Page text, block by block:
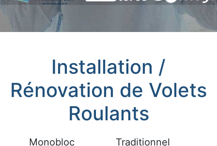
Installation /
Rénovation de Volets
Roulants
Monobloc Traditionnel